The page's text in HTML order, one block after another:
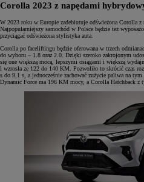
Corolla 2023 z napędami
W 2023 roku w Europie zadebiutuje odświeżona Corolla z
Najpopularniejszy samochód w Polsce będzie też
przyciągać odświeżona stylistyka auta.
Corolla po faceliftingu będzie oferowana w trzech
do wyboru – 1.8 oraz 2.0. Dzięki szeroko zakrojonym
się one większą mocą, lepszymi osiągami i większą
l wzrosła ze 122 do 140 KM. Pozwoliło to skrócić czas
s do 9,1 s, a jednocześnie zachować zużycie paliwa na
Dynamic Force ma 196 KM mocy, a Corolla Hatchback z